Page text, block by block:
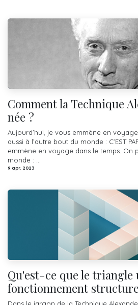
Comment la Technique
née ?
Aujourd’hui, je vous emmène en
aussi à l’autre bout du monde : C’EST
emmène en voyage dans le temps. On
monde : ...
9 apr. 2023
Qu'est-ce que le triangle
fonctionnement
Dans le jargon de la Technique